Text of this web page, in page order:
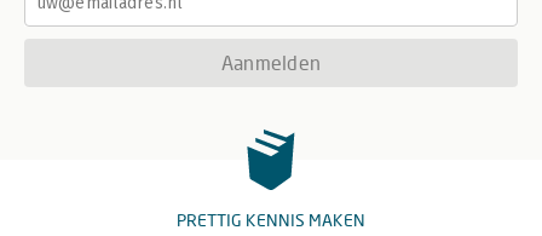
Aanmelden
PRETTIG KENNIS MAKEN